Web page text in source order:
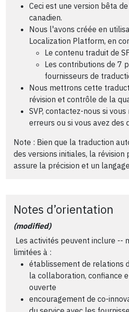
Ceci est une version bêta
canadien.
Nous l'avons créée en
Localization Platform, en
Le contenu traduit de
Les contributions de 7
fournisseurs de
Nous mettrons cette
révision et contrôle de la
SVP, contactez-nous si
erreurs ou si vous avez des
Note : Bien que la traduction
des versions initiales, la
assure la précision et un
Notes d’orientation
(modified)
Les activités peuvent inclure --
limitées à :
établissement de relations
la collaboration, confiance
ouverte
encouragement de co-